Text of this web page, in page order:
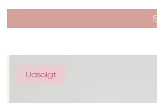
Udsolgt